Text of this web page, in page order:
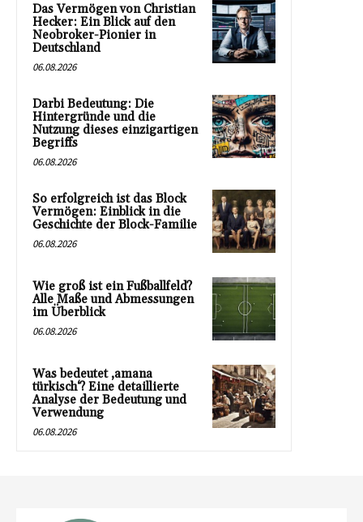
Das Vermögen von Christian
Hecker: Ein Blick auf den
Neobroker-Pionier in
Deutschland
06.08.2026
Darbi Bedeutung: Die
Hintergründe und die
Nutzung dieses einzigartigen
Begriffs
06.08.2026
So erfolgreich ist das Block
Vermögen: Einblick in die
Geschichte der Block-Familie
06.08.2026
Wie groß ist ein Fußballfeld?
Alle Maße und Abmessungen
im Überblick
06.08.2026
Was bedeutet ‚amana
türkisch‘? Eine detaillierte
Analyse der Bedeutung und
Verwendung
06.08.2026